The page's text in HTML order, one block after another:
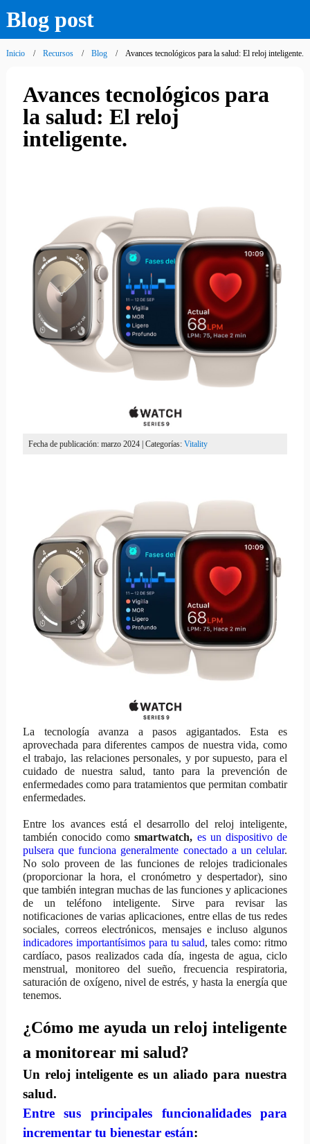
Blog post
Inicio Recursos Blog Avances tecnológicos para la salud: El reloj inteligente.
Avances tecnológicos para
la salud: El reloj
inteligente.
Fecha de publicación: marzo 2024 | Categorías: Vitality
La tecnología avanza a pasos agigantados. Esta es
aprovechada para diferentes campos de nuestra vida, como
el trabajo, las relaciones personales, y por supuesto, para el
cuidado de nuestra salud, tanto para la prevención de
enfermedades como para tratamientos que permitan combatir
enfermedades.
Entre los avances está el desarrollo del reloj inteligente,
también conocido comosmartwatch, es un dispositivo de
pulsera que funciona generalmente conectado a un celular.
No solo proveen de las funciones de relojes tradicionales
(proporcionar la hora, el cronómetro y despertador), sino
que también integran muchas de las funciones y aplicaciones
de un teléfono inteligente. Sirve para revisar las
notificaciones de varias aplicaciones, entre ellas de tus redes
sociales, correos electrónicos, mensajes e incluso algunos
indicadores importantísimos para tu salud, tales como: ritmo
cardíaco, pasos realizados cada día, ingesta de agua, ciclo
menstrual, monitoreo del sueño, frecuencia respiratoria,
saturación de oxígeno, nivel de estrés, y hasta la energía que
tenemos.
¿Cómo me ayuda un reloj inteligente
a monitorear mi salud?
Un reloj inteligente es un aliado para nuestra
salud.
Entre sus principales funcionalidades para
incrementar tu bienestar están: